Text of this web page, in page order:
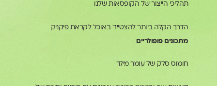
תהליכי הייצור של הקופסאות שלנו
הדרך הקלה ביותר להצטייד באוכל לקראת פיקניק
מתכונים פופולריים
חומוס סלק של עומר מילר